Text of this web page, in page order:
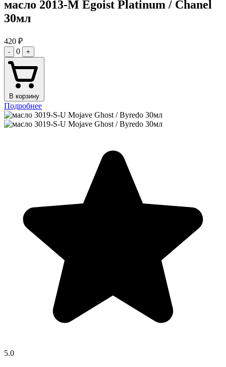
масло 2013-M Egoist Platinum / Chanel
30мл
420 ₽
- 0 +
В корзину
Подробнее
5.0